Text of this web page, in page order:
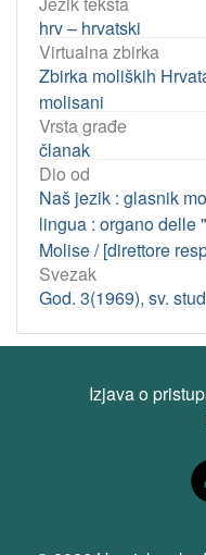
hrv – hrvatski
Virtualna zbirka
Zbirka moliških
molisani
Vrsta građe
članak
Dio od
Naš jezik : glasnik
lingua : organo delle
Molise / [direttore
Svezak
God. 3(1969), sv.
Izjava o